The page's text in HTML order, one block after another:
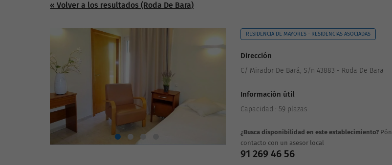
« Volver a los resultados (Roda De Bara)
RESIDENCIA DE MAYORES - RESIDENCIAS ASOCIADAS
Dirección
C/ Mirador De Bará, S/n 43883 - Roda De Bara
Información útil
Capacidad : 59 plazas
¿Busca disponibilidad en este establecimiento?
contacto con un asesor local
91 269 46 56